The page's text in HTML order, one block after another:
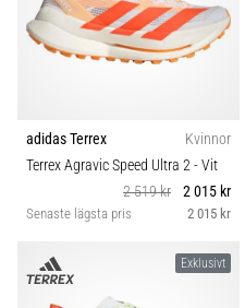
Visa
adidas Terrex
Kvinnor
Terrex Agravic Speed Ultra 2- Vit
2 519 kr
2 015 kr
Senaste lägsta pris 2 015 kr
Exklusivt